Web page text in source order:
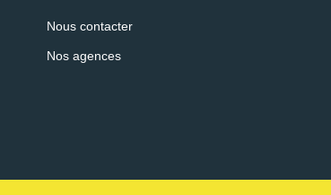
Nous contacter
Nos agences